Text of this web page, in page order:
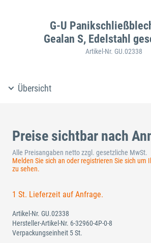
G-U
Gealan S, Edelstahl
Artikel-Nr. GU.02338
Übersicht
Preise sichtbar nach
Alle Preisangaben netto zzgl. gesetzliche MwSt.
Melden Sie sich an oder registrieren Sie sich um
zu sehen.
1 St. Lieferzeit auf Anfrage.
Artikel-Nr. GU.02338
Hersteller-Artikel-Nr. 6-32960-4P-0-8
Verpackungseinheit 5 St.